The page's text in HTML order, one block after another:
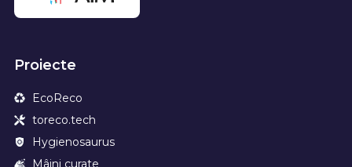
Proiecte
EcoReco
toreco.tech
Hygienosaurus
Mâini curate